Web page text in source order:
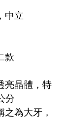
中立
款
亮晶體，特
分
為大牙，